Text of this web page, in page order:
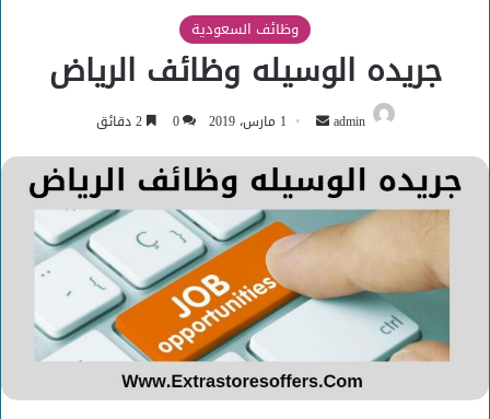
وظائف السعودية
جريده الوسيله وظائف الرياض
admin
أرسل
إلكترونيا
1 مارس، 2019 0 2 دقائق